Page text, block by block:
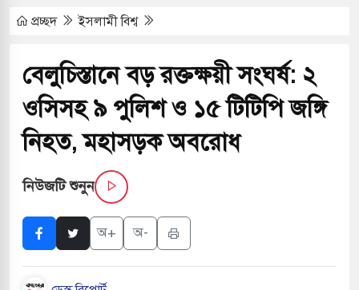
হয়ে আসছে ‘স্পেশাল রেসপন্স ব্যাটালিয়ন
মুখোমুখি সংঘর্ষে ৯ জন নিহত
৬ শ্রমিক নিহত, আহত ১৫
গুলিতে শিক্ষক নিহত, হামলাকারীর আত্মহত্যা
মধ্যপ্রাচ্যে ব্ল্যাকআউটের কঠোর হুঁশিয়ারি ইরানের
প্রচ্ছদ ইসলামী বিশ্ব
বেলুচিস্তানে বড় রক্তক্ষয়ী সংঘর্ষ: ২
ওসিসহ ৯ পুলিশ ও ১৫ টিটিপি জঙ্গি
নিহত, মহাসড়ক অবরোধ
নিউজটি শুনুন
অ+ অ-